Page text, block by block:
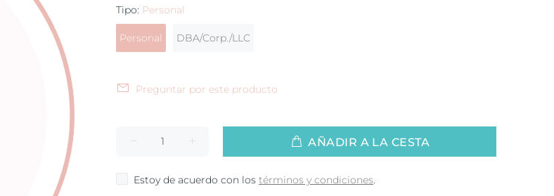
Tipo: Personal
Personal DBA/Corp./LLC
Preguntar por este producto
AÑADIR A LA CESTA
Estoy de acuerdo con los términos y condiciones.